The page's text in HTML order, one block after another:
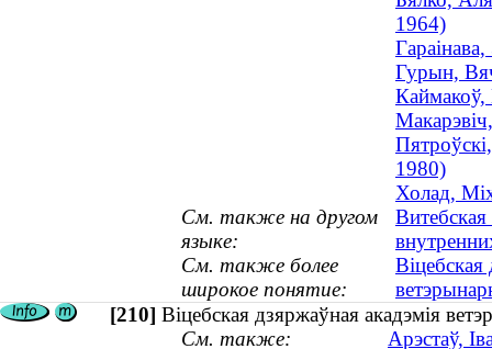
1964)
Гурын,
Каймакоў,
1980)
Холад,
См. также на другом
языке:
См. также более
широкое понятие:
[210] Віцебская дзяржаўная акадэмія
См. также:
Арэстаў,